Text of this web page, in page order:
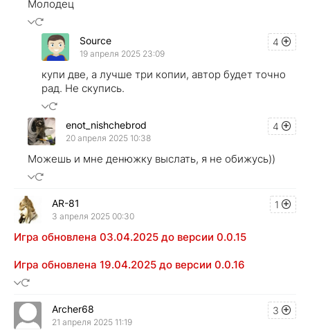
Молодец
4
Source
19 апреля 2025 23:09
купи две, а лучше три копии, автор будет точно
рад. Не скупись.
4
enot_nishchebrod
20 апреля 2025 10:38
Можешь и мне денюжку выслать, я не обижусь))
1
AR-81
3 апреля 2025 00:30
Игра обновлена 03.04.2025 до версии 0.0.15
Игра обновлена 19.04.2025 до версии 0.0.16
3
Archer68
21 апреля 2025 11:19